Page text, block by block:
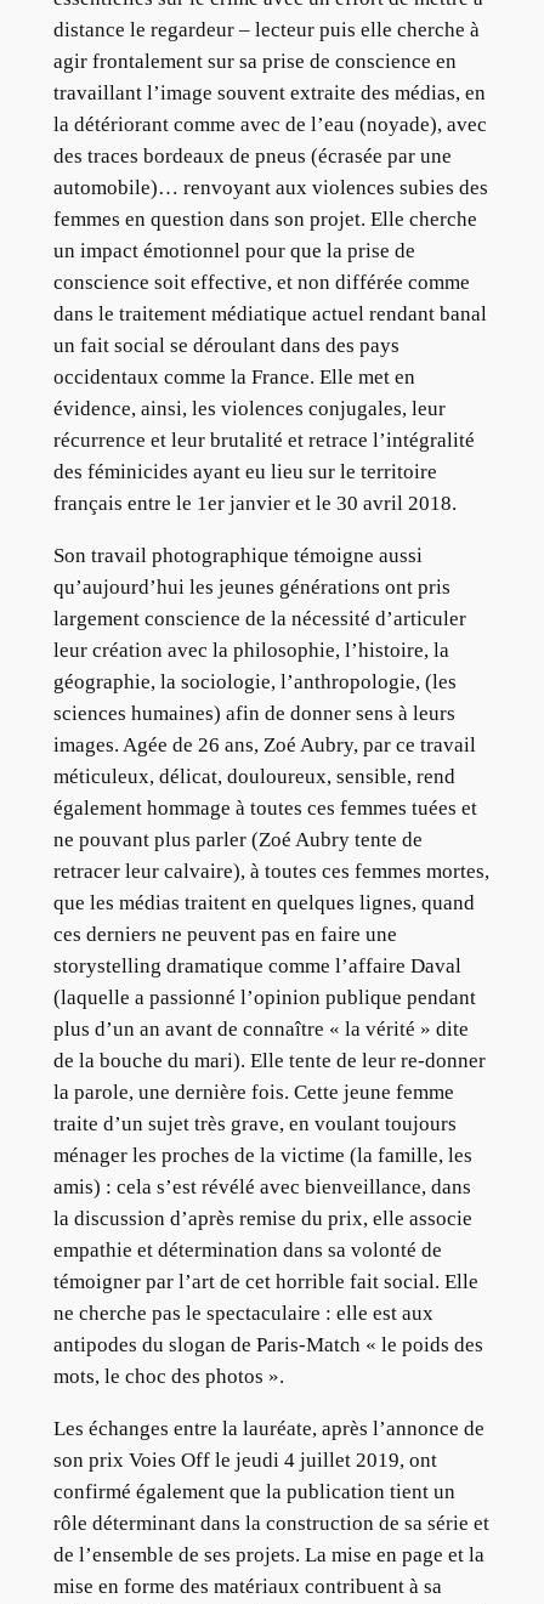
distance le regardeur – lecteur puis elle cherche à
agir frontalement sur sa prise de conscience en
travaillant l’image souvent extraite des médias, en
la détériorant comme avec de l’eau (noyade), avec
des traces bordeaux de pneus (écrasée par une
automobile)… renvoyant aux violences subies des
femmes en question dans son projet. Elle cherche
un impact émotionnel pour que la prise de
conscience soit effective, et non différée comme
dans le traitement médiatique actuel rendant banal
un fait social se déroulant dans des pays
occidentaux comme la France. Elle met en
évidence, ainsi, les violences conjugales, leur
récurrence et leur brutalité et retrace l’intégralité
des féminicides ayant eu lieu sur le territoire
français entre le 1er janvier et le 30 avril 2018.
Son travail photographique témoigne aussi
qu’aujourd’hui les jeunes générations ont pris
largement conscience de la nécessité d’articuler
leur création avec la philosophie, l’histoire, la
géographie, la sociologie, l’anthropologie, (les
sciences humaines) afin de donner sens à leurs
images. Agée de 26 ans, Zoé Aubry, par ce travail
méticuleux, délicat, douloureux, sensible, rend
également hommage à toutes ces femmes tuées et
ne pouvant plus parler (Zoé Aubry tente de
retracer leur calvaire), à toutes ces femmes mortes,
que les médias traitent en quelques lignes, quand
ces derniers ne peuvent pas en faire une
storystelling dramatique comme l’affaire Daval
(laquelle a passionné l’opinion publique pendant
plus d’un an avant de connaître « la vérité » dite
de la bouche du mari). Elle tente de leur re-donner
la parole, une dernière fois. Cette jeune femme
traite d’un sujet très grave, en voulant toujours
ménager les proches de la victime (la famille, les
amis) : cela s’est révélé avec bienveillance, dans
la discussion d’après remise du prix, elle associe
empathie et détermination dans sa volonté de
témoigner par l’art de cet horrible fait social. Elle
ne cherche pas le spectaculaire : elle est aux
antipodes du slogan de Paris-Match « le poids des
mots, le choc des photos ».
Les échanges entre la lauréate, après l’annonce de
son prix Voies Off le jeudi 4 juillet 2019, ont
confirmé également que la publication tient un
rôle déterminant dans la construction de sa série et
de l’ensemble de ses projets. La mise en page et la
mise en forme des matériaux contribuent à sa